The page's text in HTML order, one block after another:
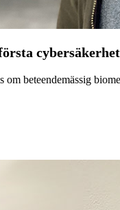
om beteendemässig